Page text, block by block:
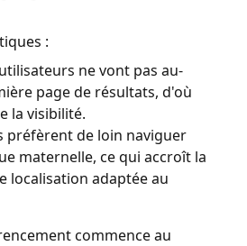
:
ne vont pas au-
page de résultats, d'où
la visibilité.
préfèrent de loin naviguer
maternelle, ce qui accroît la
localisation adaptée au
commence au